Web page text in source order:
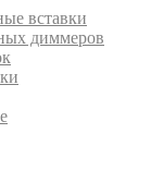
вставки
диммеров